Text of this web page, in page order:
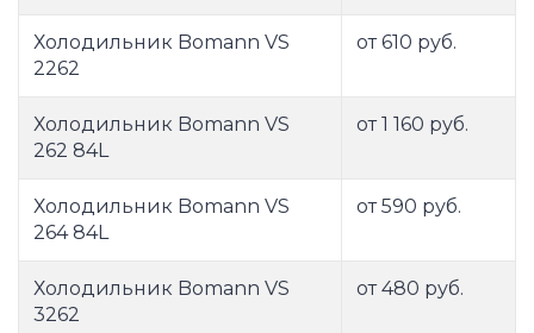
Холодильник Bomann VS
2262
от 610 руб.
Холодильник Bomann VS
262 84L
от 1 160 руб.
Холодильник Bomann VS
264 84L
от 590 руб.
Холодильник Bomann VS
3262
от 480 руб.